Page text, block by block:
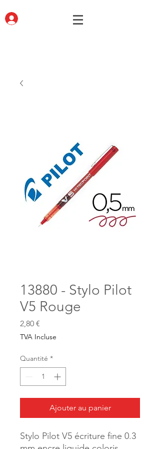
13880 - Stylo Pilot
V5 Rouge
2,80 €
TVA Incluse
Quantité *
Ajouter au panier
Stylo Pilot V5 écriture fine 0.3